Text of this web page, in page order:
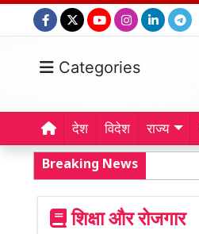
Categories
देश विदेश राज्य
Breaking News
शिक्षा और रोजगार